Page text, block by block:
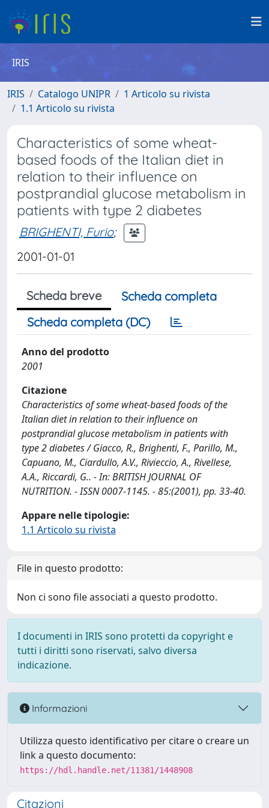
IRIS
IRIS Catalogo UNIPR
1 Articolo su rivista
1.1 Articolo su rivista
Characteristics of some wheat-
based foods of the Italian diet in
relation to their influence on
postprandial glucose metabolism in
patients with type 2 diabetes
BRIGHENTI, Furio;
2001-01-01
Scheda breve
Scheda completa
Scheda completa (DC)
Anno del prodotto
2001
Citazione
Characteristics of some wheat-based foods of the
Italian diet in relation to their influence on
postprandial glucose metabolism in patients with
type 2 diabetes / Giacco, R., Brighenti, F., Parillo, M.,
Capuano, M., Ciardullo, A.V., Rivieccio, A., Rivellese,
A.A., Riccardi, G.. - In: BRITISH JOURNAL OF
NUTRITION. - ISSN 0007-1145. - 85:(2001), pp. 33-40.
Appare nelle tipologie:
1.1 Articolo su rivista
File in questo prodotto:
Non ci sono file associati a questo prodotto.
I documenti in IRIS sono protetti da copyright e
tutti i diritti sono riservati, salvo diversa
indicazione.
Informazioni
Utilizza questo identificativo per citare o creare un
link a questo documento:
https://hdl.handle.net/11381/1448908
Citazioni